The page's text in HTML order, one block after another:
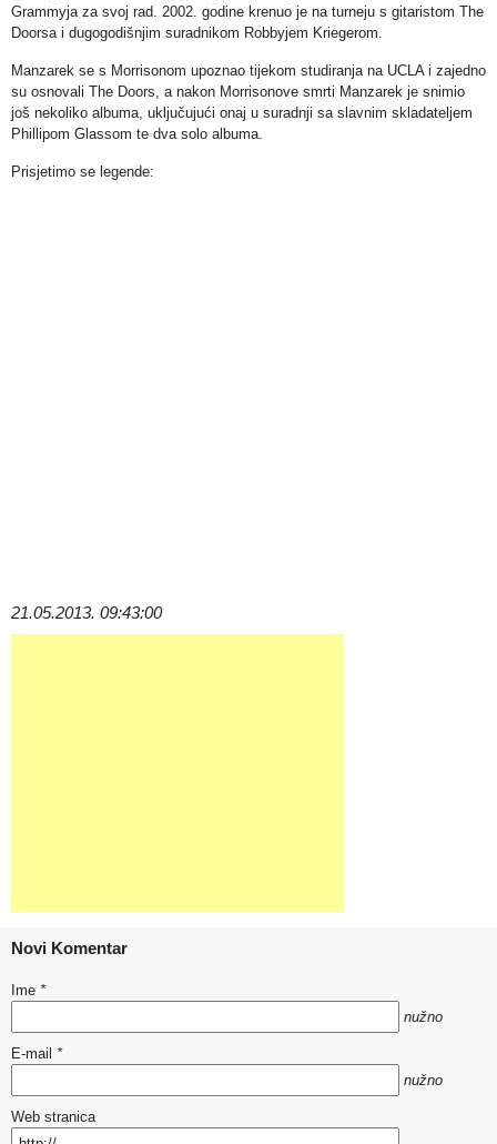
Grammyja za svoj rad. 2002. godine krenuo je na turneju s gitaristom The
Doorsa i dugogodišnjim suradnikom Robbyjem Kriegerom.
Manzarek se s Morrisonom upoznao tijekom studiranja na UCLA i zajedno
su osnovali The Doors, a nakon Morrisonove smrti Manzarek je snimio
još nekoliko albuma, uključujući onaj u suradnji sa slavnim skladateljem
Phillipom Glassom te dva solo albuma.
Prisjetimo se legende:
21.05.2013. 09:43:00
Novi Komentar
Ime *
nužno
E-mail *
nužno
Web stranica